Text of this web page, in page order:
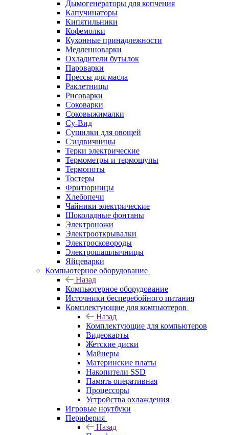
Дымогенераторы для копчения
Капучинаторы
Кипятильники
Кофемолки
Кухонные принадлежности
Медленноварки
Охладители бутылок
Пароварки
Прессы для масла
Раклетницы
Рисоварки
Соковарки
Соковыжималки
Су-Вид
Сушилки для овощей
Сэндвичницы
Терки электрические
Термометры и термощупы
Термопоты
Тостеры
Фритюрницы
Хлебопечи
Чайники электрические
Шоколадные фонтаны
Электроножи
Электрооткрывалки
Электросковороды
Электрошашлычницы
Яйцеварки
Компьютерное оборудование
Назад
Компьютерное оборудование
Источники бесперебойного питания
Комплектующие для компьютеров
Назад
Комплектующие для компьютеров
Видеокарты
Жетские диски
Майнеры
Материнские платы
Накопители SSD
Память оперативная
Процессоры
Устройства охлаждения
Игровые ноутбуки
Периферия
Назад